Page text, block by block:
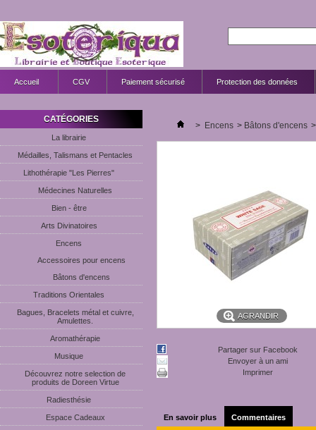
Accueil CGV Paiement sécurisé Protection des données
CATÉGORIES
La librairie
Médailles, Talismans et Pentacles
Lithothérapie "Les Pierres"
Médecines Naturelles
Bien - être
Arts Divinatoires
Encens
Accessoires pour encens
Bâtons d'encens
Traditions Orientales
Bagues, Bracelets métal et cuivre,
Amulettes.
Aromathérapie
Musique
Découvrez notre selection de
produits de Doreen Virtue
Radiesthésie
Espace Cadeaux
> Encens > Bâtons d'encens >
AGRANDIR
Partager sur Facebook
Envoyer à un ami
Imprimer
En savoir plus Commentaires